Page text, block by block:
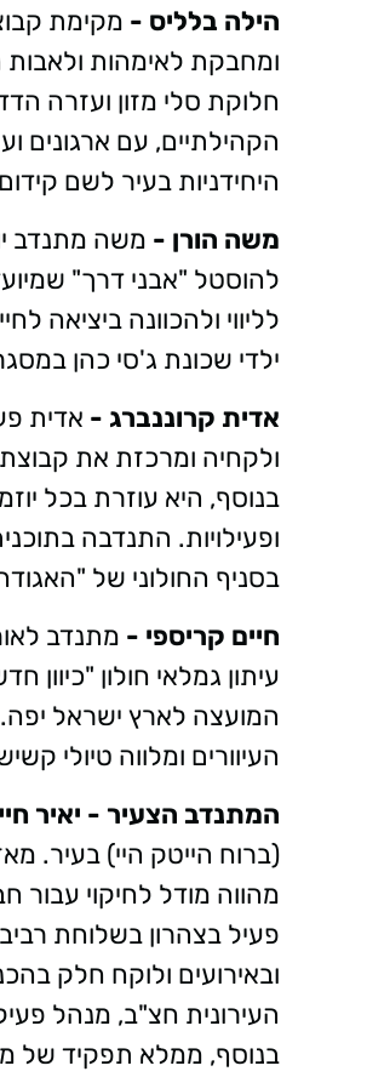
הילה בלליס - מקימת
ומחבקת לאימהות ולאבות
חלוקת סלי מזון ועזרה
הקהילתיים, עם ארגונים
היחידניות בעיר לשם
משה הורן -
להוסטל "אבני דרך"
לליווי ולהכוונה ביציאה
ילדי שכונת ג'סי כהן
אדית קרוננברג - אדית
ולקחיה ומרכזת את קבוצת
בנוסף, היא עוזרת בכל
ופעילויות. התנדבה
בסניף החולוני של
חיים קריספי - מתנדב
עיתון גמלאי חולון
המועצה לארץ ישראל יפה.
העיוורים ומלווה טיולי
המתנדב הצעיר - יאיר
(ברוח הייטק היי) בעיר.
מהווה מודל לחיקוי עבור
פעיל בצהרון בשלוחת
ובאירועים ולוקח חלק
העירונית חצ"ב, מנהל
בנוסף, ממלא תפקיד של